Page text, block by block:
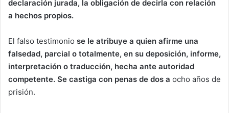
declaración jurada, la obligación de decirla con relación
a hechos propios.
El falso testimonio se le atribuye a quien afirme una
falsedad, parcial o totalmente, en su deposición, informe,
interpretación o traducción, hecha ante autoridad
competente. Se castiga con penas de dos a ocho años de
prisión.